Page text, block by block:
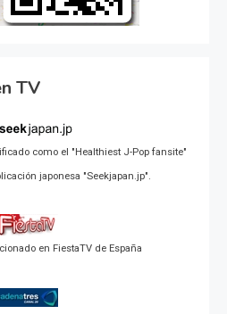
TV
como el "Healthiest J-Pop fansite"
japonesa "Seekjapan.jp".
en FiestaTV de España